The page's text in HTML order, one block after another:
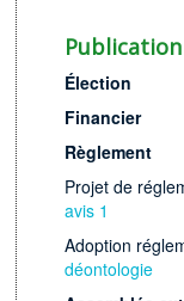
Élection
Financier
Règlement
Projet de
avis 1
Adoption
déontologie